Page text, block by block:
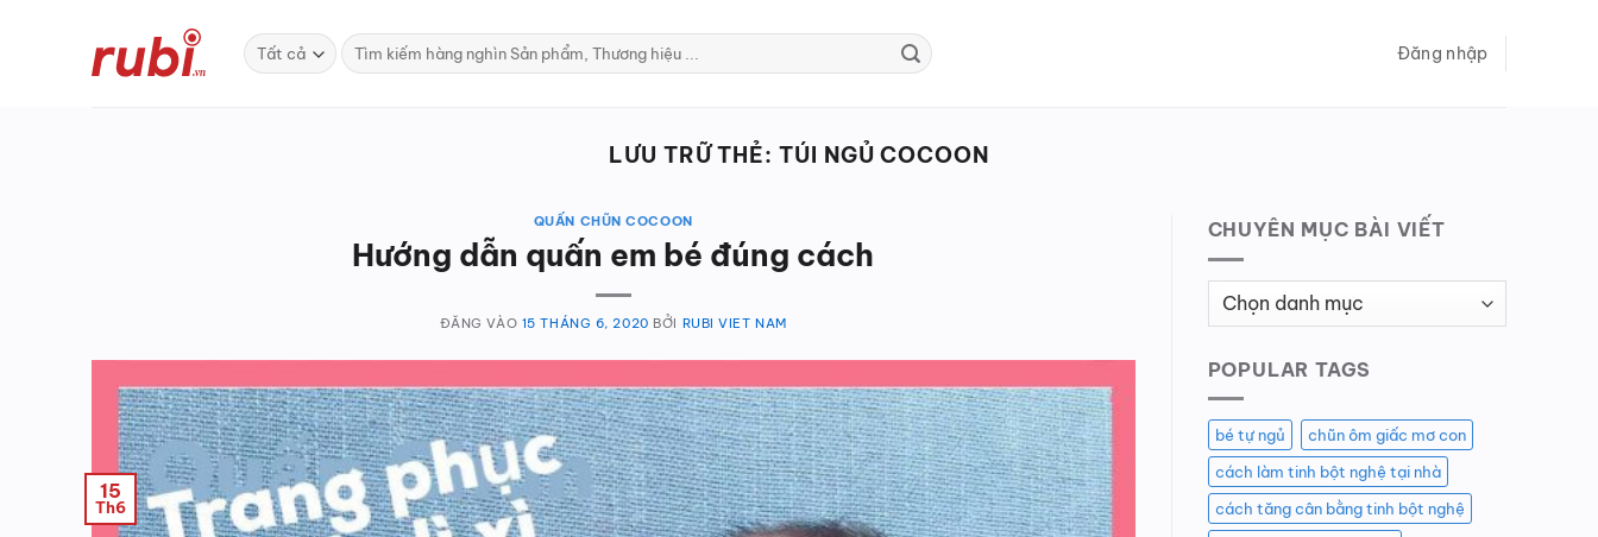
Tìm
kiếm:
Đăng nhập
LƯU TRỮ THẺ:TÚI NGỦ COCOON
QUẤN CHŨN COCOON
Hướng dẫn quấn em bé đúng cách
ĐĂNG VÀO 15 THÁNG 6, 2020 BỞI RUBI VIET NAM
15
Th6
CHUYÊN MỤC BÀI VIẾT
Chuyên
Viết
POPULAR TAGS
bé tự ngủ
chũn ôm giấc mơ con
cách làm tinh bột nghệ tại nhà
cách tăng cân bằng tinh bột nghệ